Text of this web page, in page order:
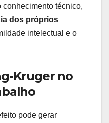
técnico,
dos próprios
intelectual e o
Kruger no
pode gerar